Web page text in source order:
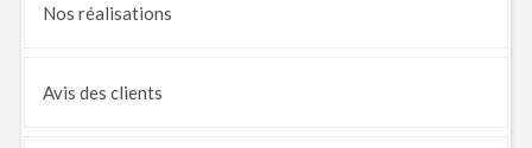
Nos réalisations
Avis des clients